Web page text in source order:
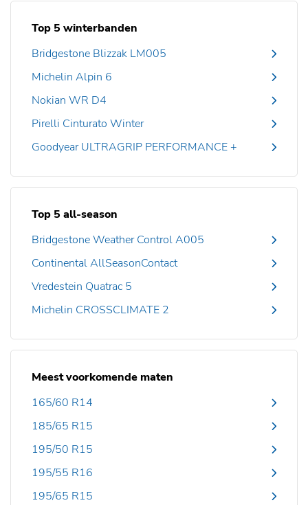
Top 5 winterbanden
Bridgestone Blizzak LM005
Michelin Alpin 6
Nokian WR D4
Pirelli Cinturato Winter
Goodyear ULTRAGRIP PERFORMANCE +
Top 5 all-season
Bridgestone Weather Control A005
Continental AllSeasonContact
Vredestein Quatrac 5
Michelin CROSSCLIMATE 2
Meest voorkomende maten
165/60 R14
185/65 R15
195/50 R15
195/55 R16
195/65 R15